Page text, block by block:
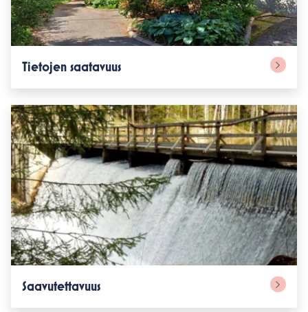
Tietojen saatavuus
Saavutettavuus